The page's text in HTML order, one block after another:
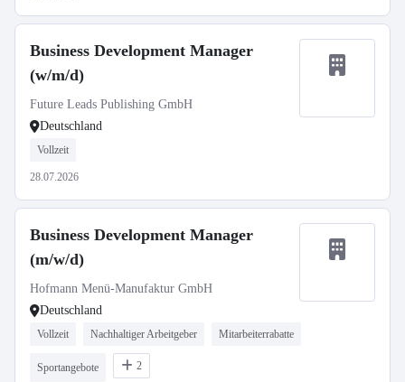
Business Development Manager
(w/m/d)
Future Leads Publishing GmbH
Deutschland
Vollzeit
28.07.2026
Business Development Manager
(m/w/d)
Hofmann Menü-Manufaktur GmbH
Deutschland
Vollzeit Nachhaltiger Arbeitgeber Mitarbeiterrabatte
Sportangebote 2